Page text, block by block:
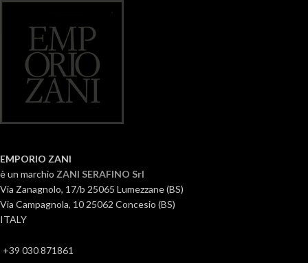
EMPORIO ZANI
è un marchio ZANI SERAFINO Srl
Via Zanagnolo, 17/b 25065 Lumezzane (BS)
Via Campagnola, 10 25062 Concesio (BS)
ITALY
+39 030 871861